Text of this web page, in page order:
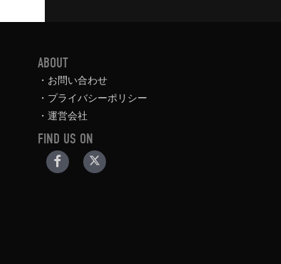
ABOUT
お問い合わせ
プライバシーポリシー
運営会社
FIND US ON